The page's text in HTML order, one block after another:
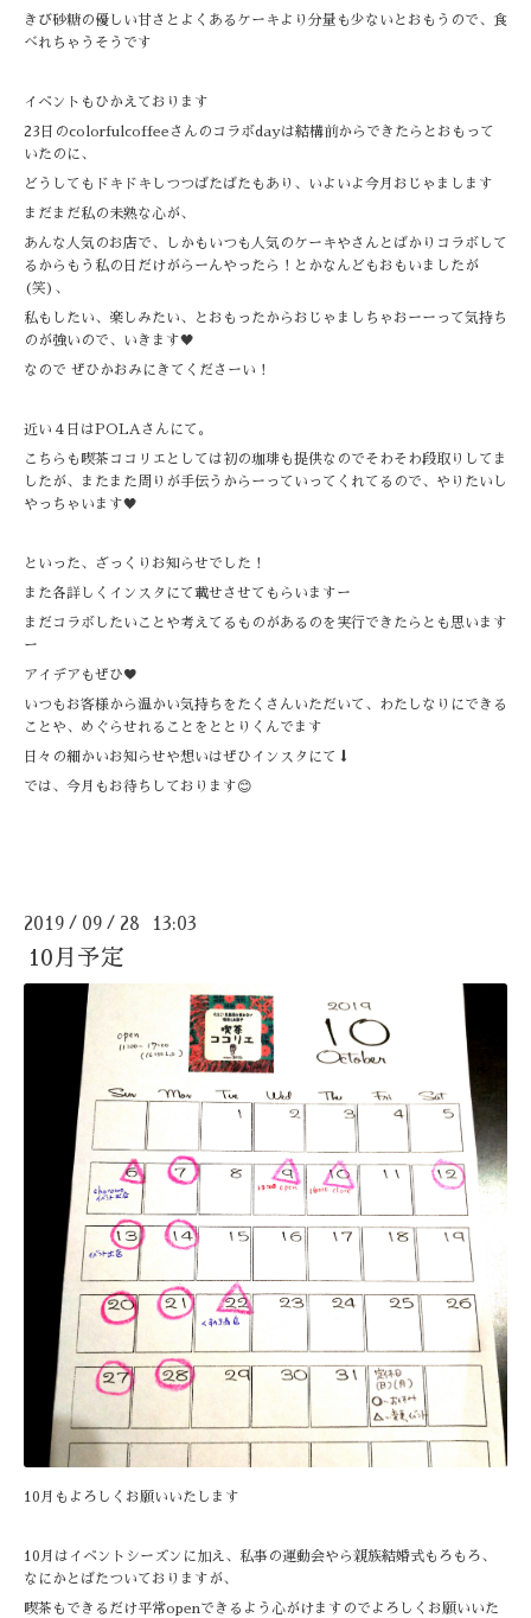
きび砂糖の優しい甘さとよくあるケーキより分量も少ないとおもうので、食
べれちゃうそうです
イベントもひかえております
23日のcolorfulcoffeeさんのコラボdayは結構前からできたらとおもって
いたのに、
どうしてもドキドキしつつばたばたもあり、いよいよ今月おじゃまします
まだまだ私の未熟な心が、
あんな人気のお店で、しかもいつも人気のケーキやさんとばかりコラボして
るからもう私の日だけがらーんやったら！とかなんどもおもいましたが
(笑)、
私もしたい、楽しみたい、とおもったからおじゃましちゃおーーって気持ち
のが強いので、いきます🖤
なので ぜひかおみにきてくださーい！
近い４日はPOLAさんにて。
こちらも喫茶ココリエとしては初の珈琲も提供なのでそわそわ段取りしてま
したが、またまた周りが手伝うからーっていってくれてるので、やりたいし
やっちゃいます🖤
といった、ざっくりお知らせでした！
また各詳しくインスタにて載せさせてもらいますー
まだコラボしたいことや考えてるものがあるのを実行できたらとも思います
ー
アイデアもぜひ♥️
いつもお客様から温かい気持ちをたくさんいただいて、わたしなりにできる
ことや、めぐらせれることをととりくんでます
日々の細かいお知らせや想いはぜひインスタにて⬇️
では、今月もお待ちしております😊
2019 / 09 / 28 13:03
10月予定
10月もよろしくお願いいたします
10月はイベントシーズンに加え、私事の運動会やら親族結婚式もろもろ、
なにかとばたついておりますが、
喫茶もできるだけ平常openできるよう心がけますのでよろしくお願いいた